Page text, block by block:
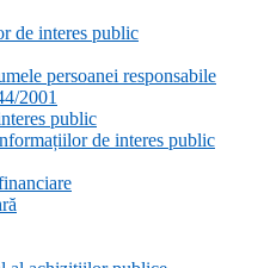
de interes public
persoanei responsabile
2001
public
de interes public